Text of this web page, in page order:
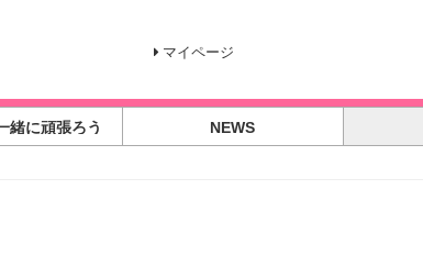
マイページ
緒に頑張ろう
NEWS